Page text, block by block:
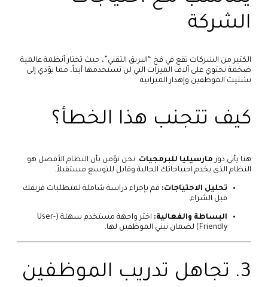
الشركة
الكثير من الشركات تقع في فخ “البريق التقني”، حيث تختار أنظمة عالمية
ضخمة تحتوي على آلاف الميزات التي لن تستخدمها أبداً، مما يؤدي إلى
تشتيت الموظفين وإهدار الميزانية.
كيف تتجنب هذا الخطأ؟
هنا يأتي دورمارسيليا للبرمجيات. نحن نؤمن بأن النظام الأفضل هو
النظام الذي يخدم احتياجاتك الحالية وقابل للتوسع مستقبلاً.
تحليل الاحتياجات: قم بإجراء دراسة شاملة لمتطلبات فريقك
قبل الشراء.
البساطة والفعالية:
اختر واجهة مستخدم سهلة (User-
Friendly) لضمان تبني الموظفين لها.
3. تجاهل تدريب الموظفين